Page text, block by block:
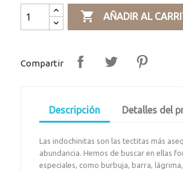
 AÑADIR AL
Compartir
Descripción Detalles del
Las indochinitas son las tectitas más
abundancia. Hemos de buscar en ellas
especiales, como burbuja, barra,